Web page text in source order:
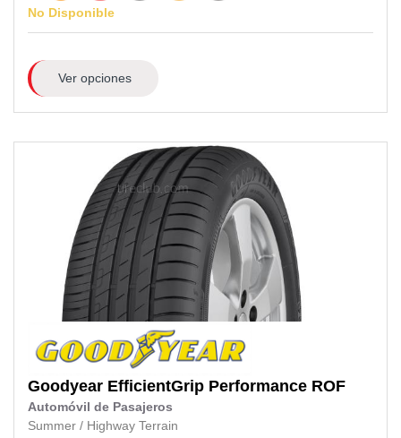
No Disponible
Ver opciones
Goodyear EfficientGrip Performance ROF
Automóvil de Pasajeros
Summer / Highway Terrain